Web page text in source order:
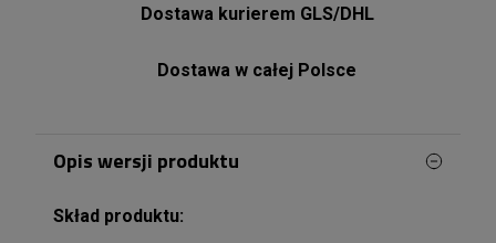
Dostawa kurierem GLS/DHL
Dostawa w całej Polsce
Opis wersji produktu
Skład produktu: